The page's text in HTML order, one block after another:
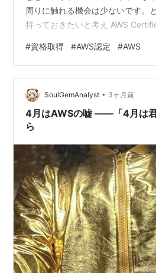
周りに触れる機会は少ないです。
持っておきたいと考え AWS
ころ、満点で合格することができ
ーズ第 2 弾として、今回は ANS-
て」合格するための勉強方法をお
す。 なお、第 1 弾は AWS
点…
#資格取得 #AWS認定 #AWS
SoulGemAnalyst • 3ヶ月前
4月はAWSの嘘 ――「4月は
ら